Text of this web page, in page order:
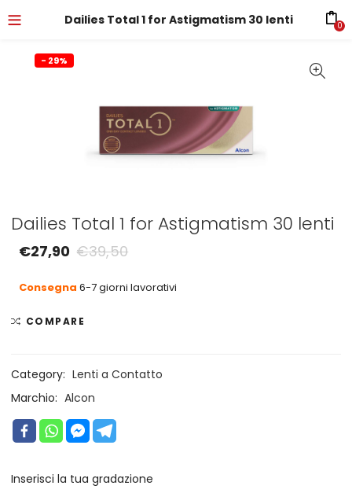
Dailies Total 1 for Astigmatism 30 lenti 0
- 29%
Dailies Total 1 for Astigmatism 30 lenti
€27,90 €39,50
Consegna 6-7 giorni lavorativi
COMPARE
Category: Lenti a Contatto
Marchio: Alcon
Inserisci la tua gradazione